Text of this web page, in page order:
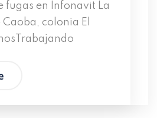
fugas en Infonavit La
colonia El